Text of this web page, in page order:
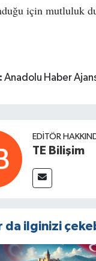
için mutluluk
Anadolu Haber
EDITÖR
TE Bilişim
da ilginizi